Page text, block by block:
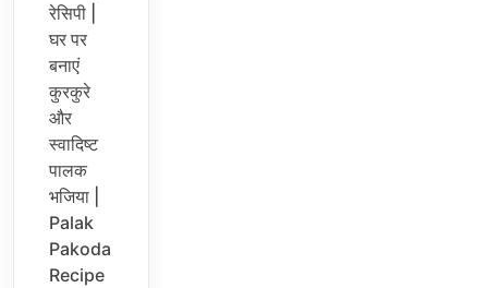
रेसिपी |
घर पर
बनाएं
कुरकुरे
और
स्वादिष्ट
पालक
भजिया |
Palak
Pakoda
Recipe